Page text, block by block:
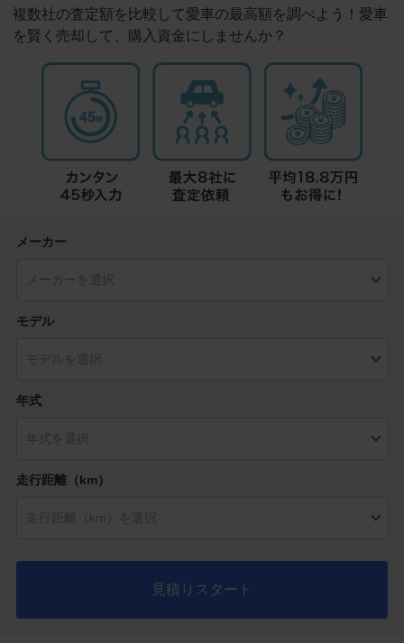
複数社の査定額を比較して愛車の最高額を調べよう！愛車
を賢く売却して、購入資金にしませんか？
メーカー
モデル
年式
走行距離（km）
見積りスタート